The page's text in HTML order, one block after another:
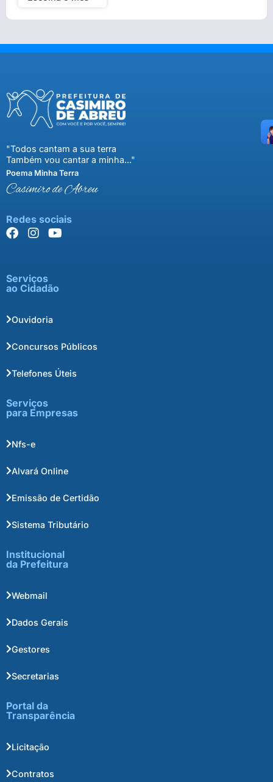
"Todos cantam a sua terra
Também vou cantar a minha..."
Poema Minha Terra
Casimiro de Abreu
Redes sociais
Serviços
ao Cidadão
Ouvidoria
Concursos Públicos
Telefones Úteis
Serviços
para Empresas
Nfs-e
Alvará Online
Emissão de Certidão
Sistema Tributário
Institucional
da Prefeitura
Webmail
Dados Gerais
Gestores
Secretarias
Portal da
Transparência
Licitação
Contratos